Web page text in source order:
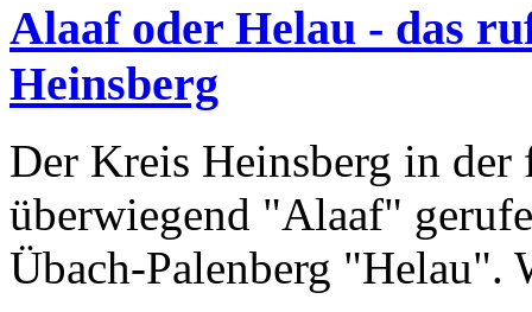
Alaaf oder Helau - das
Heinsberg
Der Kreis Heinsberg in der
überwiegend "Alaaf"
Übach-Palenberg "Helau".